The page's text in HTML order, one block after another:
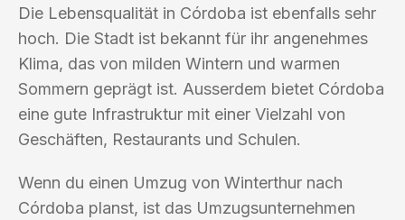
Die Lebensqualität in Córdoba ist ebenfalls sehr
hoch. Die Stadt ist bekannt für ihr angenehmes
Klima, das von milden Wintern und warmen
Sommern geprägt ist. Ausserdem bietet Córdoba
eine gute Infrastruktur mit einer Vielzahl von
Geschäften, Restaurants und Schulen.
Wenn du einen Umzug von Winterthur nach
Córdoba planst, ist das Umzugsunternehmen